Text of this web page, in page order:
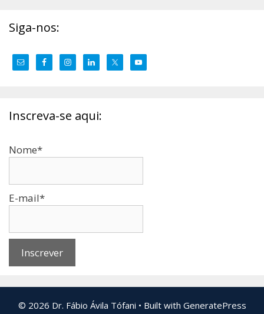
Siga-nos:
Inscreva-se aqui:
Nome*
E-mail*
© 2026 Dr. Fábio Ávila Tófani • Built with GeneratePress